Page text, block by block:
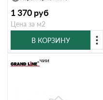
1 370 руб
Цена за м2
В КОРЗИНУ
В наличии